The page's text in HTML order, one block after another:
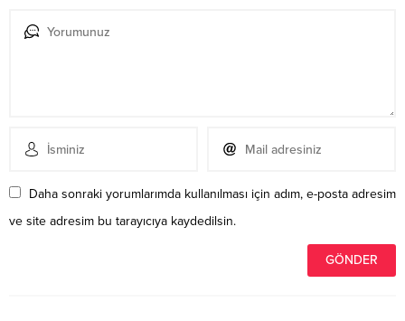
Daha sonraki yorumlarımda kullanılması için adım, e-posta adresim
ve site adresim bu tarayıcıya kaydedilsin.